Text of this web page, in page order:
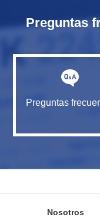
Preguntas
Preguntas
Nosotros